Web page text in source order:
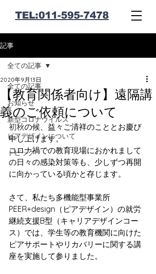
​TEL:011-595-7478
記事
全ての記事
お知らせ
新型コロナウイルス
ピアデザインについて
トピック
全ての記事
【教育関係者向け】遠隔講
義のご依頼について
2020年9月13日
初秋の候、益々ご清祥のこととお慶び
申し上げます。
コロナ禍での教育現場におかれまして
の日々の感染対策等も、少しずつ再開
に向かっている頃かと存じます。
さて、私たち多機能型事業所
PEER+design（ピアデザイン）の就労
継続支援B型（キャリアデザインコー
ス）では、学生等の教育機関に向けた
ピアサポートやリカバリーに関する講
座を実施して参りました。